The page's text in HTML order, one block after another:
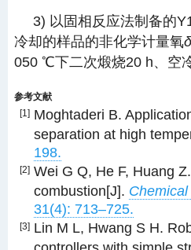
3) 以固相反应法制备的
冷却的样品的非化学计量氧δ
050 ℃下二次煅烧20 h、空
参考文献
[1] Moghtaderi B.
separation at high
198.
[2] Wei G Q, He F, Huang
combustion[J].
31(4): 713–725.
[3] Lin M L, Hwang S H.